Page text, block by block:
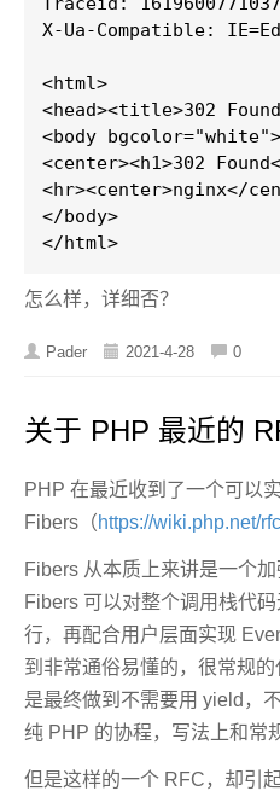
X-Ua-Compatible:
<html>
<head><title>302
<body bgcolor="white">
<center><h1>302
<hr><center>nginx</
</body>
</html>
怎么样，详细否？
Pader 2021-4-28 0
关于 PHP 最近的
PHP 在最近收到了一个可以
Fibers（https://wiki.php.net/
Fibers 从本质上来讲是一个
Fibers 可以对整个调用栈代
行，再配合用户层面实现
到非常通俗易懂的，很常规
是最终做到不需要用 yield，
纯 PHP 的协程，写法上和常
但是这样的一个 RFC，却引